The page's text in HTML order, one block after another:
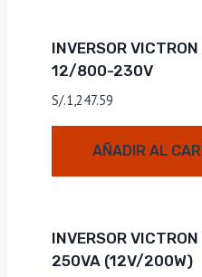
INVERSOR
12/800-230V
S/.1,247.59
AÑADIR AL
INVERSOR
250VA (12V/200W)